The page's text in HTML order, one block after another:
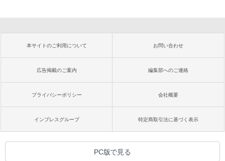
本サイトのご利用について お問い合わせ
広告掲載のご案内 編集部へのご連絡
プライバシーポリシー 会社概要
インプレスグループ 特定商取引法に基づく表示
PC版で見る